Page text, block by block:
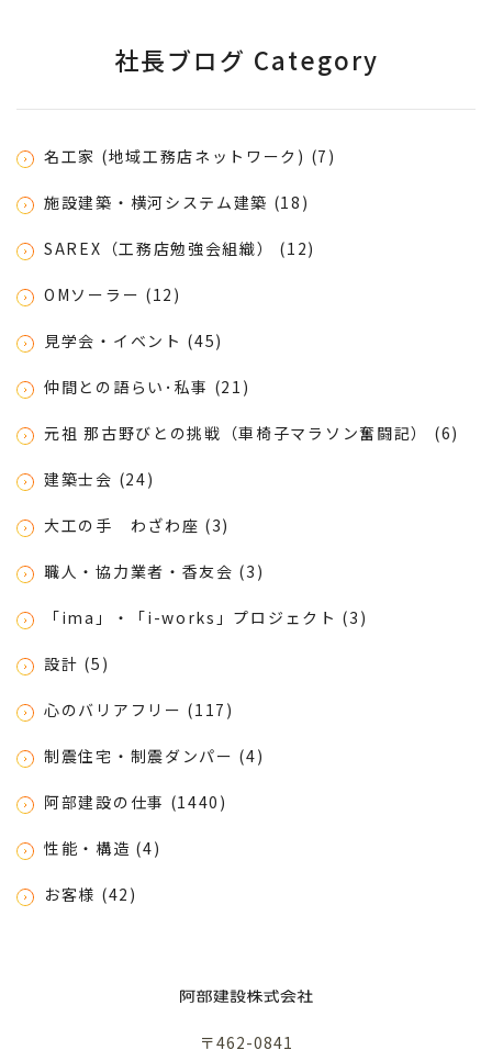
社長ブログ Category
名工家 (地域工務店ネットワーク) (7)
施設建築・横河システム建築 (18)
SAREX（工務店勉強会組織） (12)
OMソーラー (12)
見学会・イベント (45)
仲間との語らい･私事 (21)
元祖 那古野びとの挑戦（車椅子マラソン奮闘記） (6)
建築士会 (24)
大工の手 わざわ座 (3)
職人・協力業者・香友会 (3)
「ima」・「i-works」プロジェクト (3)
設計 (5)
心のバリアフリー (117)
制震住宅・制震ダンパー (4)
阿部建設の仕事 (1440)
性能・構造 (4)
お客様 (42)
〒462-0841